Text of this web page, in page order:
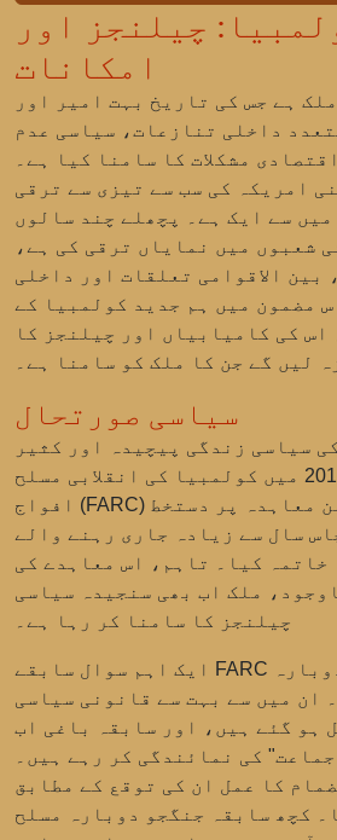
چیلنجز اور
امکانات
ہے جس کی تاریخ بہت امیر اور
داخلی تنازعات، سیاسی عدم
مشکلات کا سامنا کیا ہے۔
امریکہ کی سب سے تیزی سے ترقی
سے ایک ہے۔ پچھلے چند سالوں
شعبوں میں نمایاں ترقی کی ہے،
بین الاقوامی تعلقات اور داخلی
مضمون میں ہم جدید کولمبیا کے
اس کی کامیابیاں اور چیلنجز کا
لیں گے جن کا ملک کو سامنا ہے۔
سیاسی صورتحال
سیاسی زندگی پیچیدہ اور کثیر
انقلابی مسلح
افواج (FARC)
سال سے زیادہ جاری رہنے والے
خاتمہ کیا۔ تاہم، اس معاہدے کی
ملک اب بھی سنجیدہ سیاسی
چیلنجز کا سامنا کر رہا ہے۔
ایک اہم سوال سابقے FARC کے جنگجوؤں کی دوبارہ
ان میں سے بہت سے قانونی سیاسی
ہو گئے ہیں، اور سابقہ باغی اب
کی نمائندگی کر رہے ہیں۔
کا عمل ان کی توقع کے مطابق
کچھ سابقہ جنگجو دوبارہ مسلح